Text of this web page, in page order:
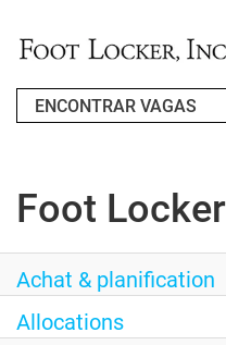
CANDIDATO QUE
FAQS
PROCURAR EMPREGOS
Foot
Achat & planification
Allocations